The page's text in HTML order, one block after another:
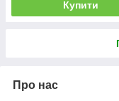
Купити
Про нас